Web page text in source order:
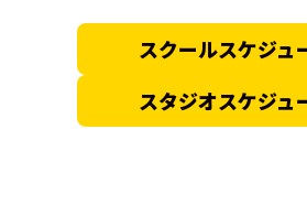
スクールスケジュ
スタジオスケジュ